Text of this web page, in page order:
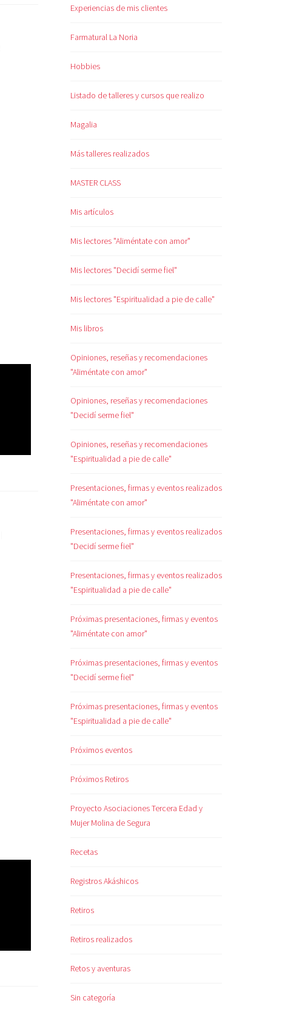
Experiencias de mis clientes
Farmatural La Noria
Hobbies
Listado de talleres y cursos que realizo
Magalia
Más talleres realizados
MASTER CLASS
Mis artículos
Mis lectores "Aliméntate con amor"
Mis lectores "Decidí serme fiel"
Mis lectores "Espiritualidad a pie de calle"
Mis libros
Opiniones, reseñas y recomendaciones
"Aliméntate con amor"
Opiniones, reseñas y recomendaciones
"Decidí serme fiel"
Opiniones, reseñas y recomendaciones
"Espiritualidad a pie de calle"
Presentaciones, firmas y eventos realizados
"Aliméntate con amor"
Presentaciones, firmas y eventos realizados
"Decidí serme fiel"
Presentaciones, firmas y eventos realizados
"Espiritualidad a pie de calle"
Próximas presentaciones, firmas y eventos
"Aliméntate con amor"
Próximas presentaciones, firmas y eventos
"Decidí serme fiel"
Próximas presentaciones, firmas y eventos
"Espiritualidad a pie de calle"
Próximos eventos
Próximos Retiros
Proyecto Asociaciones Tercera Edad y
Mujer Molina de Segura
Recetas
Registros Akáshicos
Retiros
Retiros realizados
Retos y aventuras
Sin categoría